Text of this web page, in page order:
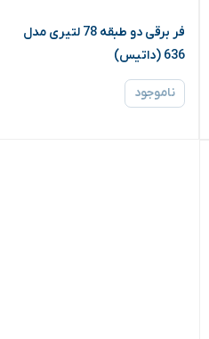
فر برقی دو طبقه 78 لتیری مدل
636 (داتیس)
ناموجود